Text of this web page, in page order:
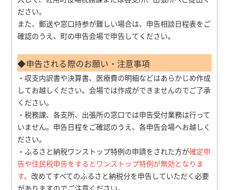
ださい。
また、郵送や窓口持参が難しい場合は、申告相談日程表をご
確認のうえ、町の申告会場で申告してください。
◆申告される際のお願い・注意事項
・収支内訳書や決算書、医療費の明細などはあらかじめ作成
してお越しください。会場では作成ができませんのでご了承
ください。
・税務課、各支所、出張所の窓口では申告受付業務は行って
いません。申告日程をご確認のうえ、各申告会場へお越しく
ださい。
・ふるさと納税ワンストップ特例の申請をされた方が確定申
告や住民税申告をするとワンストップ特例が無効となりま
す。 改めてすべてのふるさと納税分を申告していただく必要